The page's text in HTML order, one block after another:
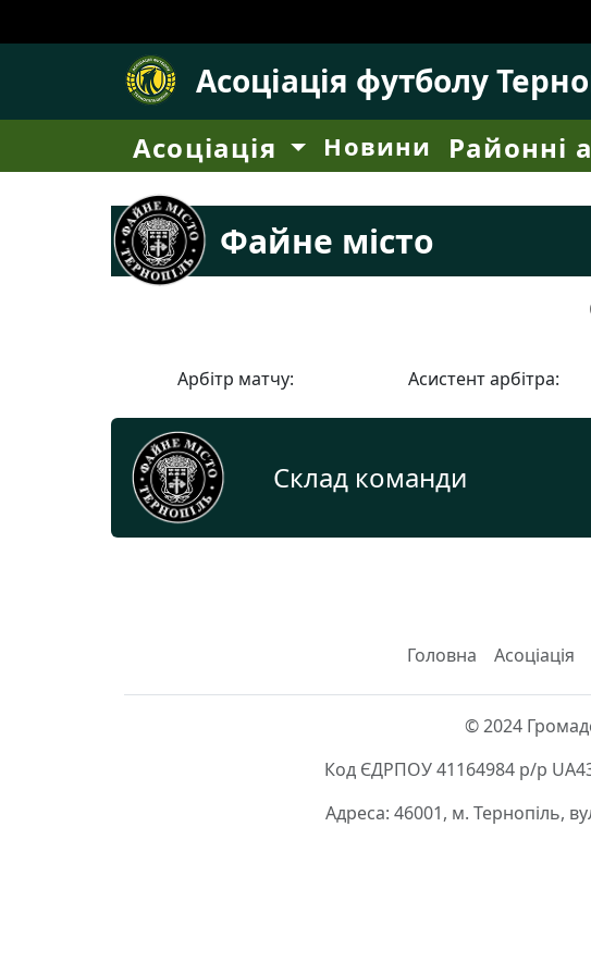
Асоціація футболу
Асоціація Новини Районні
Файне місто
Арбітр матчу: Асистент арбітра:
Склад команди
Головна Асоціація
© 2024
Код ЄДРПОУ 41164984 р/р
Адреса: 46001, м. Тернопіль,